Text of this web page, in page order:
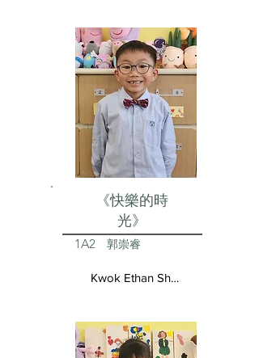
《快樂的時
光》
1A2 郭崇睿
Kwok Ethan Shun Yui